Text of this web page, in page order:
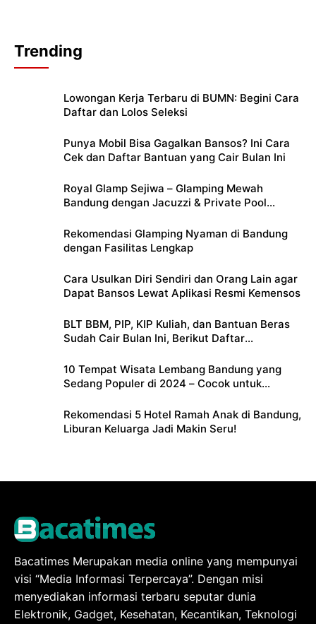
Trending
Lowongan Kerja Terbaru di BUMN: Begini Cara
Daftar dan Lolos Seleksi
Punya Mobil Bisa Gagalkan Bansos? Ini Cara
Cek dan Daftar Bantuan yang Cair Bulan Ini
Royal Glamp Sejiwa – Glamping Mewah
Bandung dengan Jacuzzi & Private Pool
Rekomendasi Glamping Nyaman di Bandung
dengan Fasilitas Lengkap
Cara Usulkan Diri Sendiri dan Orang Lain agar
Dapat Bansos Lewat Aplikasi Resmi Kemensos
BLT BBM, PIP, KIP Kuliah, dan Bantuan Beras
Sudah Cair Bulan Ini, Berikut Daftar
10 Tempat Wisata Lembang Bandung yang
Sedang Populer di 2024 – Cocok untuk
Rekomendasi 5 Hotel Ramah Anak di Bandung,
Liburan Keluarga Jadi Makin Seru!
Bacatimes Merupakan media online yang mempunyai
visi “Media Informasi Terpercaya”. Dengan misi
menyediakan informasi terbaru seputar dunia
Elektronik, Gadget, Kesehatan, Kecantikan, Teknologi